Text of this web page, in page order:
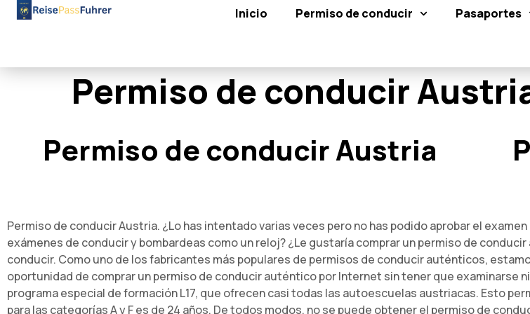
Inicio Permiso de conducir Pasaportes
Permiso de conducir
Permiso de conducir Austria
Permiso de conducir Austria. ¿Lo has intentado varias veces pero no has podido aprobar el
exámenes de conducir y bombardeas como un reloj? ¿Le gustaría comprar un permiso de
conducir. Como uno de los fabricantes más populares de permisos de conducir auténticos,
oportunidad de comprar un permiso de conducir auténtico por Internet sin tener que examinarse
programa especial de formación L17, que ofrecen casi todas las autoescuelas austriacas. Esto
para las categorías A y F es de 24 años. De todos modos, no se puede obtener el permiso de